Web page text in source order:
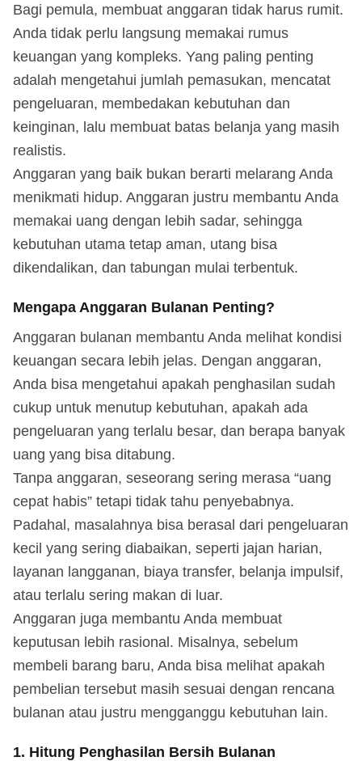
Bagi pemula, membuat anggaran tidak harus rumit.
Anda tidak perlu langsung memakai rumus
keuangan yang kompleks. Yang paling penting
adalah mengetahui jumlah pemasukan, mencatat
pengeluaran, membedakan kebutuhan dan
keinginan, lalu membuat batas belanja yang masih
realistis.
Anggaran yang baik bukan berarti melarang Anda
menikmati hidup. Anggaran justru membantu Anda
memakai uang dengan lebih sadar, sehingga
kebutuhan utama tetap aman, utang bisa
dikendalikan, dan tabungan mulai terbentuk.
Mengapa Anggaran Bulanan Penting?
Anggaran bulanan membantu Anda melihat kondisi
keuangan secara lebih jelas. Dengan anggaran,
Anda bisa mengetahui apakah penghasilan sudah
cukup untuk menutup kebutuhan, apakah ada
pengeluaran yang terlalu besar, dan berapa banyak
uang yang bisa ditabung.
Tanpa anggaran, seseorang sering merasa “uang
cepat habis” tetapi tidak tahu penyebabnya.
Padahal, masalahnya bisa berasal dari pengeluaran
kecil yang sering diabaikan, seperti jajan harian,
layanan langganan, biaya transfer, belanja impulsif,
atau terlalu sering makan di luar.
Anggaran juga membantu Anda membuat
keputusan lebih rasional. Misalnya, sebelum
membeli barang baru, Anda bisa melihat apakah
pembelian tersebut masih sesuai dengan rencana
bulanan atau justru mengganggu kebutuhan lain.
1. Hitung Penghasilan Bersih Bulanan